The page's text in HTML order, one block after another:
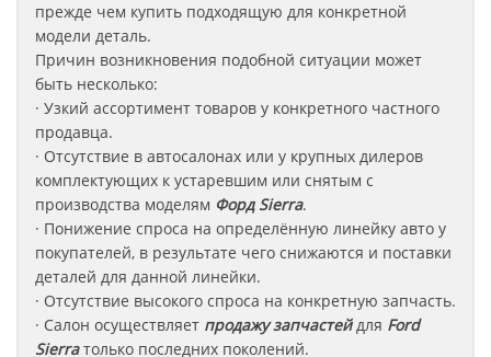
прежде чем купить подходящую для конкретной
модели деталь.
Причин возникновения подобной ситуации может
быть несколько:
· Узкий ассортимент товаров у конкретного частного
продавца.
· Отсутствие в автосалонах или у крупных дилеров
комплектующих к устаревшим или снятым с
производства моделям ФордSierra.
· Понижение спроса на определённую линейку авто у
покупателей, в результате чего снижаются и поставки
деталей для данной линейки.
· Отсутствие высокого спроса на конкретную запчасть.
· Салон осуществляет продажу запчастейдля Ford
Sierraтолько последних поколений.